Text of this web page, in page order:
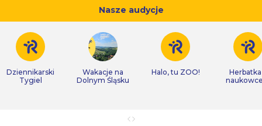
Nasze audycje
Dziennikarski
Tygiel
Wakacje na
Dolnym Śląsku
Halo, tu ZOO!